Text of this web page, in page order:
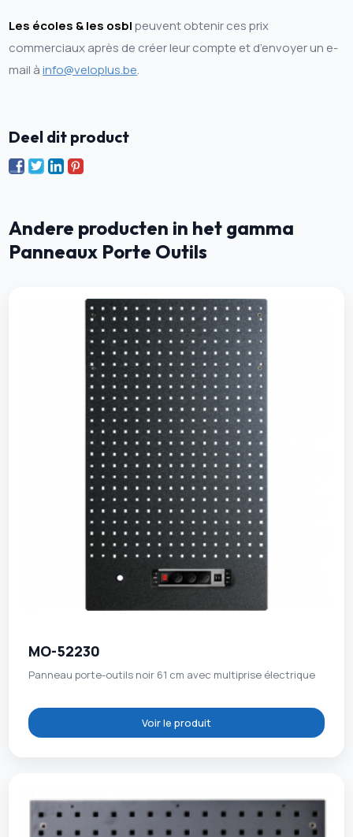
Les écoles & les osblpeuvent obtenir ces prix
commerciaux après de créer leur compte et d’envoyer un e-
mail àinfo@veloplus.be.
Deel dit product
Andere producten in het gamma
Panneaux Porte Outils
MO-52230
Panneau porte-outils noir 61 cm avec multiprise électrique
Voir le produit